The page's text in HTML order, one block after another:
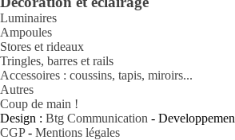
Luminaires
Ampoules
Stores et rideaux
Tringles, barres et rails
Accessoires : coussins, tapis, miroirs...
Autres
Coup de main !
Design : Btg Communication -
CGP- Mentions légales